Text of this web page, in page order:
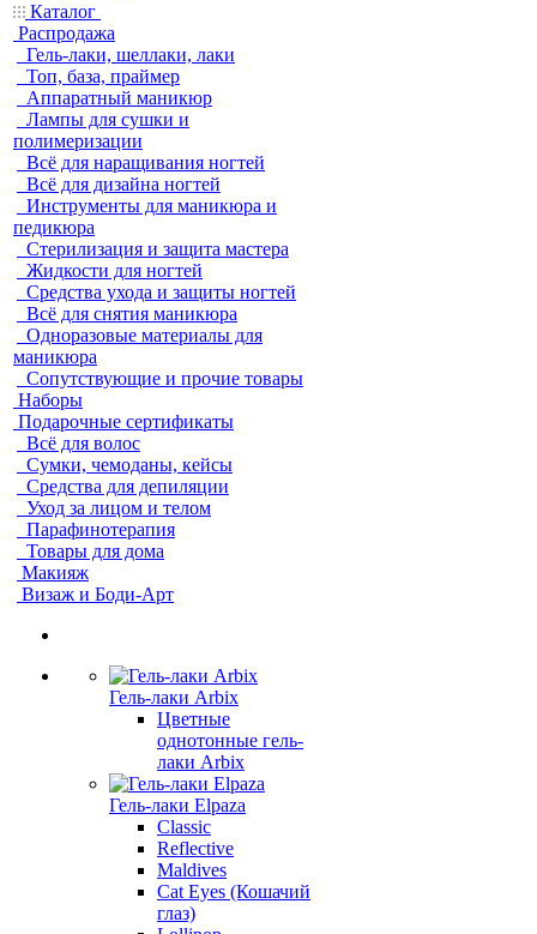
Каталог
Распродажа
Гель-лаки, шеллаки, лаки
Топ, база, праймер
Аппаратный маникюр
Лампы для сушки и
полимеризации
Всё для наращивания ногтей
Всё для дизайна ногтей
Инструменты для маникюра и
педикюра
Стерилизация и защита мастера
Жидкости для ногтей
Средства ухода и защиты ногтей
Всё для снятия маникюра
Одноразовые материалы для
маникюра
Сопутствующие и прочие товары
Наборы
Подарочные сертификаты
Всё для волос
Сумки, чемоданы, кейсы
Средства для депиляции
Уход за лицом и телом
Парафинотерапия
Товары для дома
Макияж
Визаж и Боди-Арт
Гель-лаки Arbix
Цветные
однотонные гель-
лаки Arbix
Гель-лаки Elpaza
Classic
Reflective
Maldives
Cat Eyes (Кошачий
глаз)